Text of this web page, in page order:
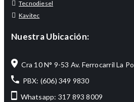
Tecnodiesel
Kavitec
Nuestra Ubicación:
Cra 10 N° 9-53 Av. Ferrocarril La
PBX: (606) 349 9830
Whatsapp: 317 893 8009